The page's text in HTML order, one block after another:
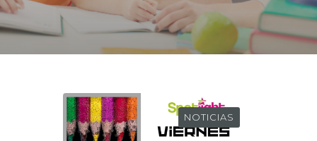
NOTICIAS